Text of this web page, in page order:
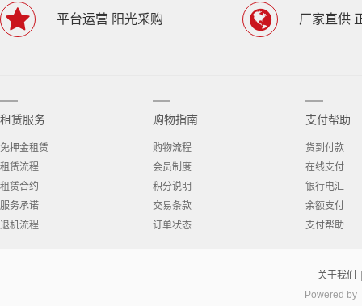
平台运营 阳光采购 厂家直供
租赁服务
免押金租赁
租赁流程
租赁合约
服务承诺
退机流程
购物指南
购物流程
会员制度
积分说明
交易条款
订单状态
支付帮助
货到付款
在线支付
银行电汇
余额支付
支付帮助
关于我们
Powered by